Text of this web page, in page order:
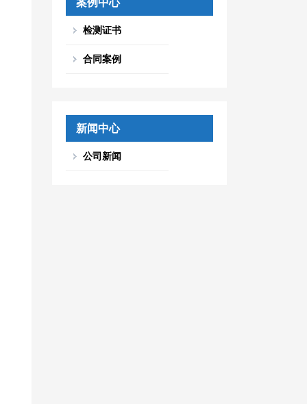
案例中心
检测证书
合同案例
新闻中心
公司新闻